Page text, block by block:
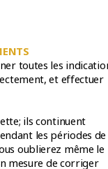
toutes les
et effectuer
ils continuent
les périodes de
oublierez même le
mesure de corriger